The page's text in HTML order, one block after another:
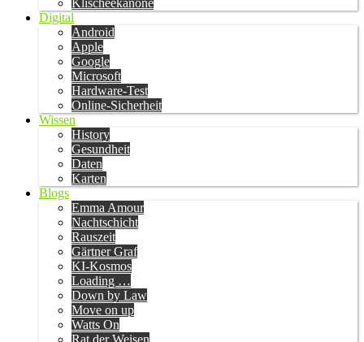
Klischeekanone
Digital
Android
Apple
Google
Microsoft
Hardware-Test
Online-Sicherheit
Wissen
History
Gesundheit
Daten
Karten
Blogs
Emma Amour
Nachtschicht
Rauszeit
Gärtner Graf
KI-Kosmos
Loading …
Down by Law
Move on up
Watts On
Rat der Weisen